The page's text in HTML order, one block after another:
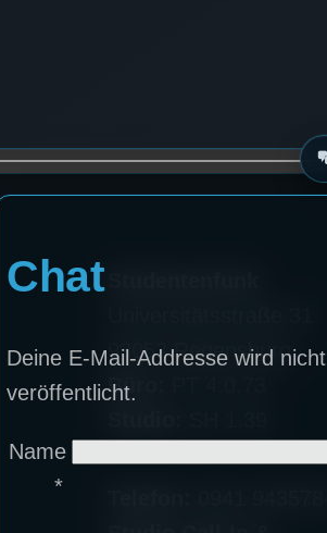
93053 Regensburg
Büro:
Chat
Deine E-Mail-Addresse wird nicht
veröffentlicht.
Name
*